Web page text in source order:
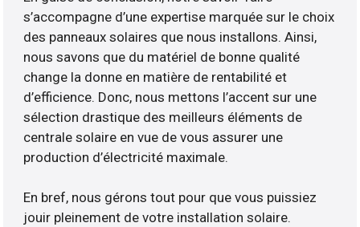
s’accompagne d’une expertise marquée sur le choix
des panneaux solaires que nous installons. Ainsi,
nous savons que du matériel de bonne qualité
change la donne en matière de rentabilité et
d’efficience. Donc, nous mettons l’accent sur une
sélection drastique des meilleurs éléments de
centrale solaire en vue de vous assurer une
production d’électricité maximale.
En bref, nous gérons tout pour que vous puissiez
jouir pleinement de votre installation solaire.